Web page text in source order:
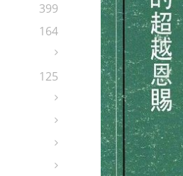
399
164
125